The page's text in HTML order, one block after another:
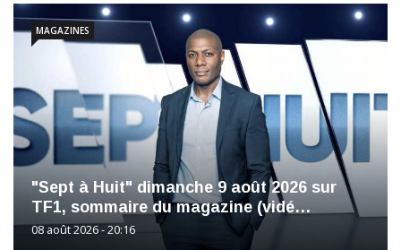
"Sept à Huit" dimanche 9 août 2026 sur
TF1, sommaire du magazine (vidé…
08 août 2026 - 20:16
MAGAZINES